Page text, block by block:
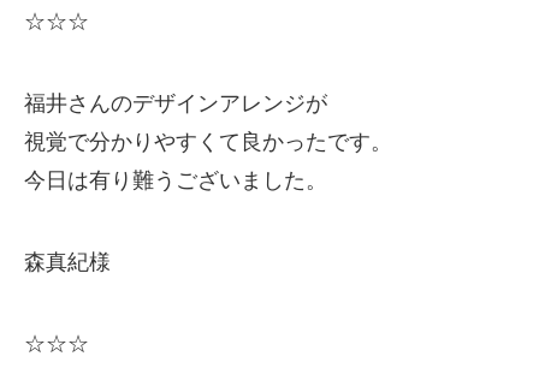
☆☆☆
福井さんのデザインアレンジが
視覚で分かりやすくて良かったです。
今日は有り難うございました。
森真紀様
☆☆☆